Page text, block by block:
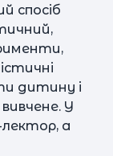
спосіб
дитину і
У
а